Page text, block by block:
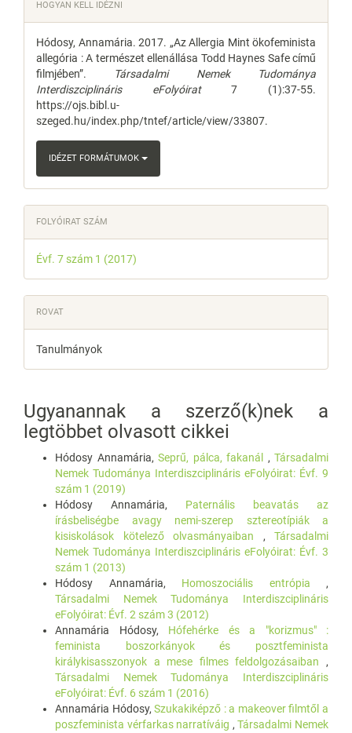
Content
Details
HOGYAN KELL IDÉZNI
Hódosy, Annamária. 2017. „Az Allergia Mint ökofeminista
allegória : A természet ellenállása Todd Haynes Safe című
filmjében”.
Társadalmi Nemek Tudománya
Interdiszciplináris eFolyóirat7 (1):37-55.
https://ojs.bibl.u-
szeged.hu/index.php/tntef/article/view/33807.
IDÉZET FORMÁTUMOK
FOLYÓIRAT SZÁM
Évf. 7 szám 1 (2017)
ROVAT
Tanulmányok
Ugyanannak a szerző(k)nek a
legtöbbet olvasott cikkei
Hódosy Annamária, Seprű, pálca, fakanál , Társadalmi
Nemek Tudománya Interdiszciplináris eFolyóirat: Évf. 9
szám 1 (2019)
Hódosy Annamária, Paternális beavatás az
írásbeliségbe avagy nemi-szerep sztereotípiák a
kisiskolások kötelező olvasmányaiban , Társadalmi
Nemek Tudománya Interdiszciplináris eFolyóirat: Évf. 3
szám 1 (2013)
Hódosy Annamária, Homoszociális entrópia ,
Társadalmi Nemek Tudománya Interdiszciplináris
eFolyóirat: Évf. 2 szám 3 (2012)
Annamária Hódosy, Hófehérke és a "korizmus" :
feminista boszorkányok és posztfeminista
királykisasszonyok a mese filmes feldolgozásaiban ,
Társadalmi Nemek Tudománya Interdiszciplináris
eFolyóirat: Évf. 6 szám 1 (2016)
Annamária Hódosy,Szukakiképző : a makeover filmtől a
poszfeminista vérfarkas narratíváig ,Társadalmi Nemek